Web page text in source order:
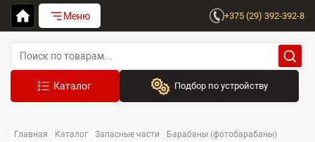
Меню +375 (29) 392-392-8
Подбор по устройству
Выберите бренд
Главная Каталог Запасные части Барабаны (фотобарабаны)